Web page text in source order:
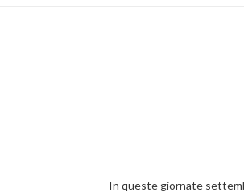
In queste giornate